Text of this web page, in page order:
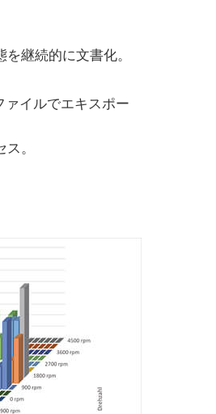
継続的に文書化。
ァイルでエキスポー
。